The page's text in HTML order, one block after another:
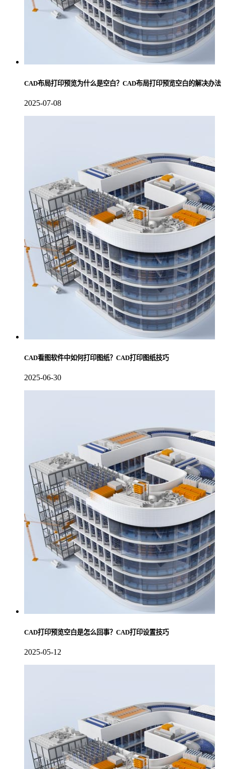
CAD布局打印预览为什么是空白？CAD布局打印预览空白的解决办法
2025-07-08
CAD看图软件中如何打印图纸？CAD打印图纸技巧
2025-06-30
CAD打印预览空白是怎么回事？CAD打印设置技巧
2025-05-12